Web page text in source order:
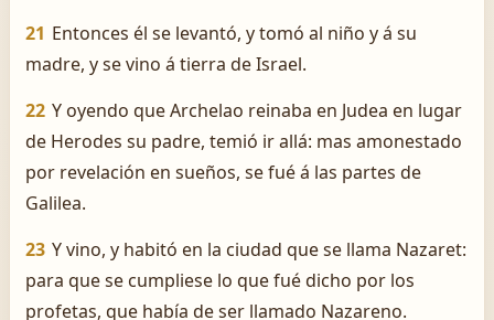
21 Entonces él se levantó, y tomó al niño y á su
madre, y se vino á tierra de Israel.
22 Y oyendo que Archelao reinaba en Judea en lugar
de Herodes su padre, temió ir allá: mas amonestado
por revelación en sueños, se fué á las partes de
Galilea.
23 Y vino, y habitó en la ciudad que se llama Nazaret:
para que se cumpliese lo que fué dicho por los
profetas, que había de ser llamado Nazareno.